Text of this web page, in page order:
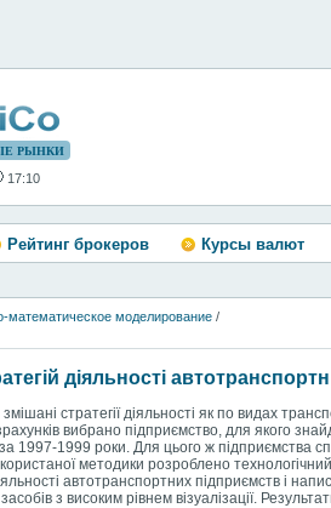
РЫНКИ
17:10
Рейтинг брокеров Курсы валют
математическое моделирование /
діяльності
стратегії діяльності як по видах
вибрано підприємство, для якого
1997-1999 роки. Для цього ж підприємства
методики розроблено
автотранспортних підприємств і
з високим рівнем візуалізації.